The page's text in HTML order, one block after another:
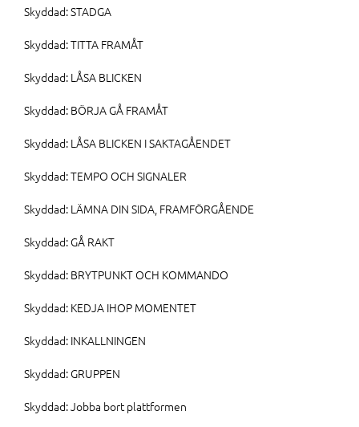
Skyddad: STADGA
Skyddad: TITTA FRAMÅT
Skyddad: LÅSA BLICKEN
Skyddad: BÖRJA GÅ FRAMÅT
Skyddad: LÅSA BLICKEN I SAKTAGÅENDET
Skyddad: TEMPO OCH SIGNALER
Skyddad: LÄMNA DIN SIDA, FRAMFÖRGÅENDE
Skyddad: GÅ RAKT
Skyddad: BRYTPUNKT OCH KOMMANDO
Skyddad: KEDJA IHOP MOMENTET
Skyddad: INKALLNINGEN
Skyddad: GRUPPEN
Skyddad: Jobba bort plattformen